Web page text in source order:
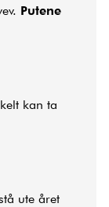
Putene
kan ta
ute året